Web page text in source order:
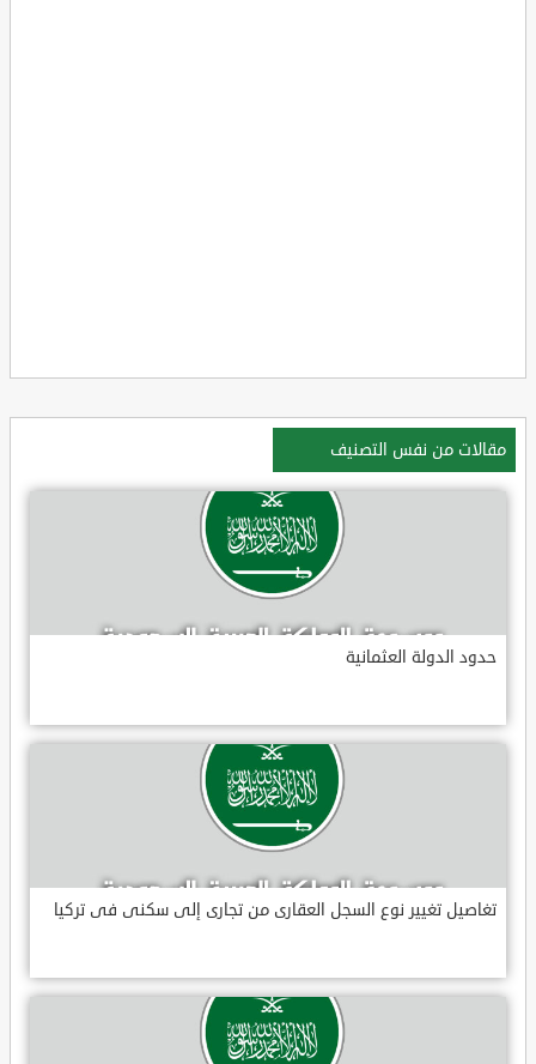
مقالات من نفس التصنيف
حدود الدولة العثمانية
تغاصيل تغيير نوع السجل العقارى من تجارى إلى سكنى فى تركيا